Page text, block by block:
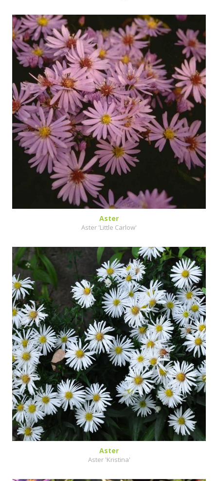
Aster
Aster 'Little Carlow'
Aster
Aster 'Kristina'